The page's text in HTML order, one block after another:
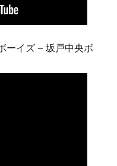
イズ – 坂戸中央ボ